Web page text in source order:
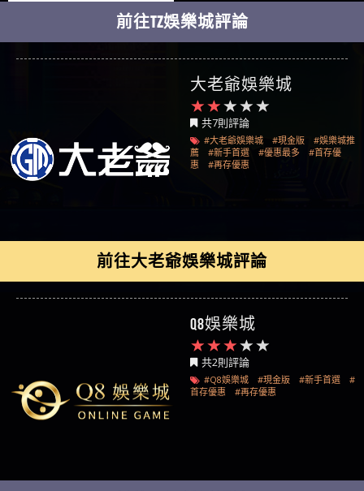
前往TZ娛樂城評論
大老爺娛樂城
共7則評論
#大老爺娛樂城 #現金版
#娛樂城推
薦
#新手首選 #優惠最多
#首存優
惠
#再存優惠
前往大老爺娛樂城評論
Q8娛樂城
共2則評論
#Q8娛樂城 #現金版 #新手首選
#
首存優惠
#再存優惠